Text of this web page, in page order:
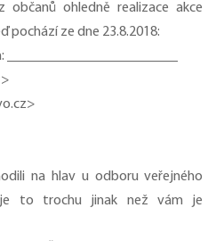
ohledně realizace akce
pochází ze dne 23.8.2018:
na hlav u odboru veřejného
to trochu jinak než vám je